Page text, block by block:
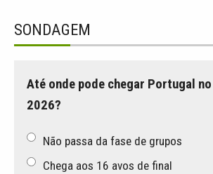
SONDAGEM
Até onde pode chegar Portugal no
2026?
Não passa da fase de grupos
Chega aos 16 avos de final